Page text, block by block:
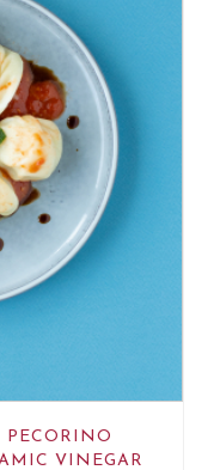
PECORINO
VINEGAR